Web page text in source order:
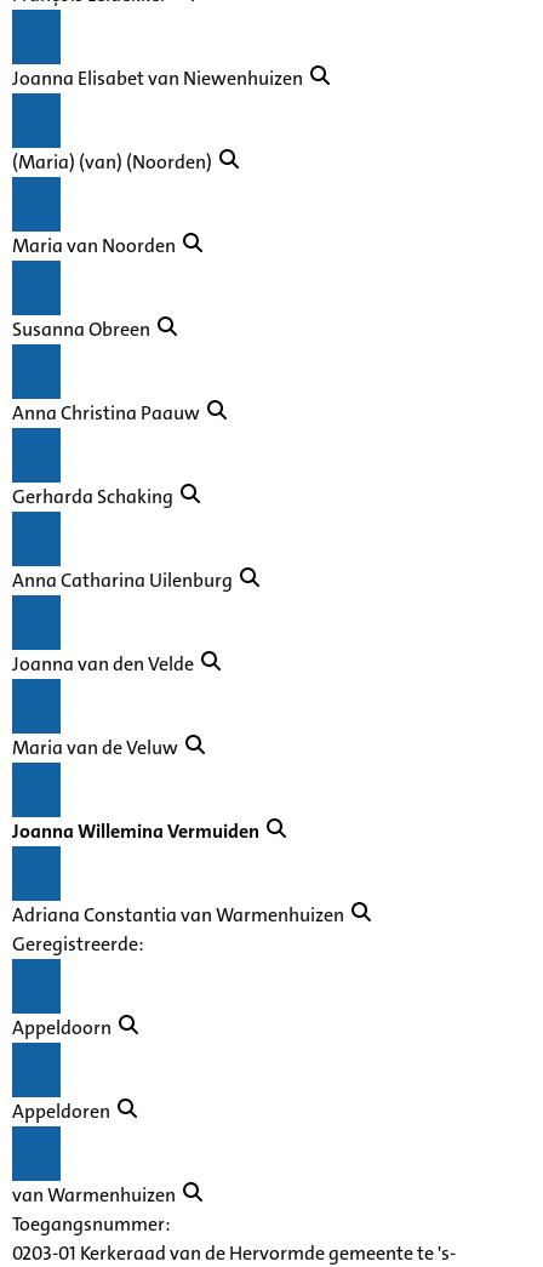
Joanna Elisabet van Niewenhuizen
(Maria) (van) (Noorden)
Maria van Noorden
Susanna Obreen
Anna Christina Paauw
Gerharda Schaking
Anna Catharina Uilenburg
Joanna van den Velde
Maria van de Veluw
Joanna Willemina Vermuiden
Adriana Constantia van Warmenhuizen
Geregistreerde:
Appeldoorn
Appeldoren
van Warmenhuizen
Toegangsnummer:
0203-01 Kerkeraad van de Hervormde gemeente te 's-